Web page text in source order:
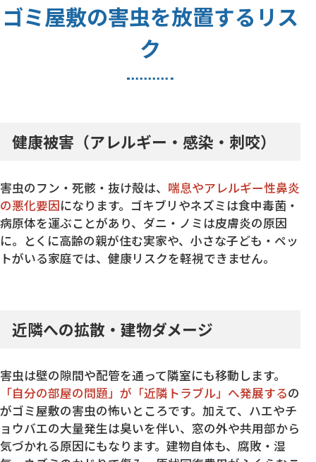
ゴミ屋敷の害虫を放置するリス
ク
健康被害（アレルギー・感染・刺咬）
害虫のフン・死骸・抜け殻は、 喘息やアレルギー性鼻炎
の悪化要因になります。ゴキブリやネズミは食中毒菌・
病原体を運ぶことがあり、ダニ・ノミは皮膚炎の原因
に。とくに高齢の親が住む実家や、小さな子ども・ペッ
トがいる家庭では、健康リスクを軽視できません。
近隣への拡散・建物ダメージ
害虫は壁の隙間や配管を通って隣室にも移動します。
「自分の部屋の問題」が「近隣トラブル」へ発展するの
がゴミ屋敷の害虫の怖いところです。加えて、ハエやチ
ョウバエの大量発生は臭いを伴い、窓の外や共用部から
気づかれる原因にもなります。建物自体も、腐敗・湿